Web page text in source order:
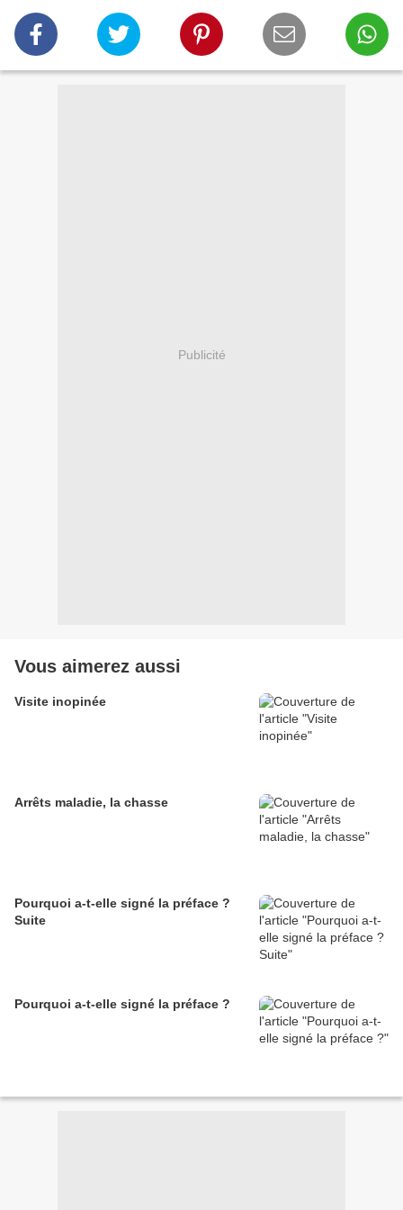
Publicité
Vous aimerez aussi
Visite inopinée
Arrêts maladie, la chasse
Pourquoi a-t-elle signé la préface ?
Suite
Pourquoi a-t-elle signé la préface ?